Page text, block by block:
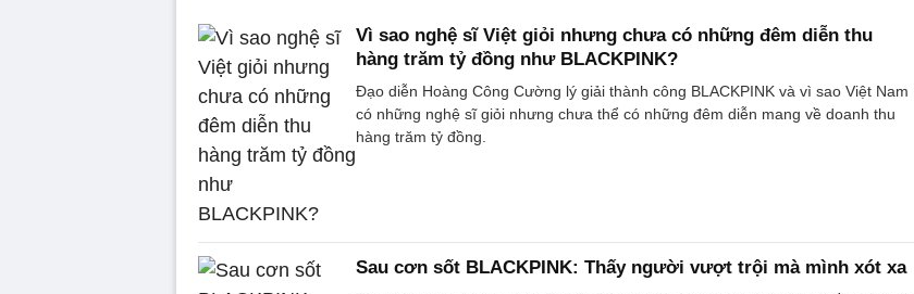
Vì sao nghệ sĩ Việt giỏi nhưng chưa có những đêm diễn thu
hàng trăm tỷ đồng như BLACKPINK?
Đạo diễn Hoàng Công Cường lý giải thành công BLACKPINK và vì sao Việt Nam
có những nghệ sĩ giỏi nhưng chưa thể có những đêm diễn mang về doanh thu
hàng trăm tỷ đồng.
Sau cơn sốt BLACKPINK: Thấy người vượt trội mà mình xót xa